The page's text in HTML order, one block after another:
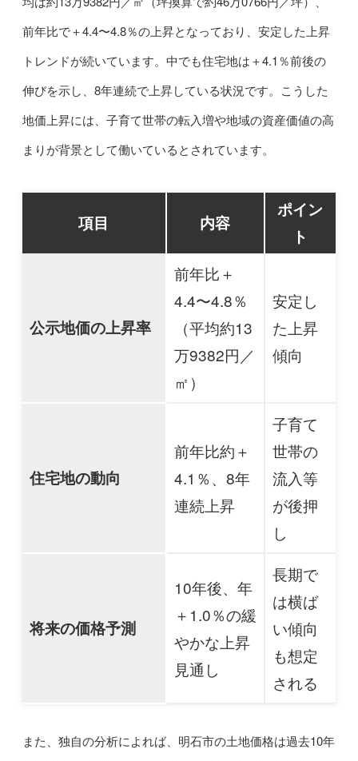
前年比で＋4.4〜4.8％の上昇となっており、安定した上昇
トレンドが続いています。中でも住宅地は＋4.1％前後の
伸びを示し、8年連続で上昇している状況です。こうした
地価上昇には、子育て世帯の転入増や地域の資産価値の高
まりが背景として働いているとされています。
項目 内容
ポイン
ト
公示地価の上昇率
前年比＋
4.4〜4.8％
（平均約13
万9382円／
㎡）
安定し
た上昇
傾向
住宅地の動向
前年比約＋
4.1％、8年
連続上昇
子育て
世帯の
流入等
が後押
し
将来の価格予測
10年後、年
＋1.0％の緩
やかな上昇
見通し
長期で
は横ば
い傾向
も想定
される
また、独自の分析によれば、明石市の土地価格は過去10年